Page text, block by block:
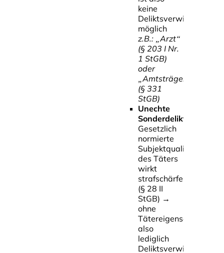
keine
Deliktsverwirklichung
möglich
z.B.: „Arzt“
(§ 203 I Nr.
1 StGB)
oder
„Amtsträger“
(§ 331
StGB)
Unechte
Sonderdelikte
Gesetzlich
normierte
Subjektqualität
des Täters
wirkt
strafschärfend
(§ 28 II
StGB) →
ohne
Tätereigenschaft
also
lediglich
Deliktsverwirklichung